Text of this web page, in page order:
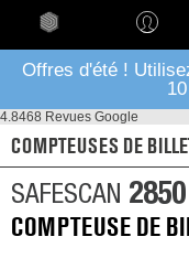
Offres d'été !
4.8468 Revues Google
COMPTEUSES DE
SAFESCAN 2850
COMPTEUSE DE